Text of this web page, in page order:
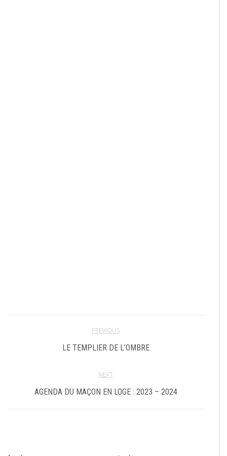
PREVIOUS
LE TEMPLIER DE L’OMBRE
NEXT
AGENDA DU MAÇON EN LOGE : 2023 – 2024